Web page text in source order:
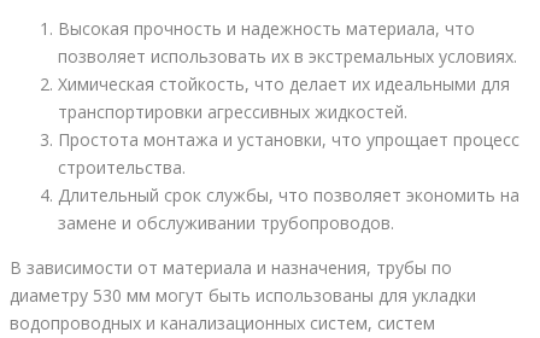
Высокая прочность и надежность материала, что
позволяет использовать их в экстремальных условиях.
Химическая стойкость, что делает их идеальными для
транспортировки агрессивных жидкостей.
Простота монтажа и установки, что упрощает процесс
строительства.
Длительный срок службы, что позволяет экономить на
замене и обслуживании трубопроводов.
В зависимости от материала и назначения, трубы по
диаметру 530 мм могут быть использованы для укладки
водопроводных и канализационных систем, систем